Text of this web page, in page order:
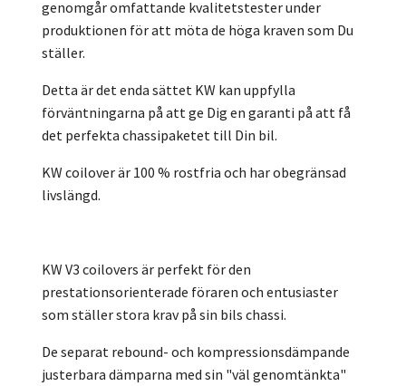
genomgår omfattande kvalitetstester under
produktionen för att möta de höga kraven som Du
ställer.
Detta är det enda sättet KW kan uppfylla
förväntningarna på att ge Dig en garanti på att få
det perfekta chassipaketet till Din bil.
KW coilover är 100 % rostfria och har obegränsad
livslängd.
KW V3 coilovers är perfekt för den
prestationsorienterade föraren och entusiaster
som ställer stora krav på sin bils chassi.
De separat rebound- och kompressionsdämpande
justerbara dämparna med sin "väl genomtänkta"